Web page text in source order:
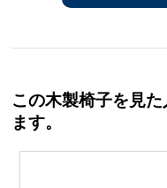
この木製椅子を見
ます。